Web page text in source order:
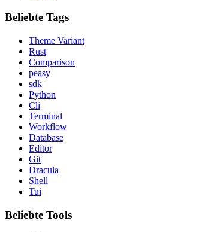
Beliebte Tags
Theme Variant
Rust
Comparison
peasy
sdk
Python
Cli
Terminal
Workflow
Database
Editor
Git
Dracula
Shell
Tui
Beliebte Tools